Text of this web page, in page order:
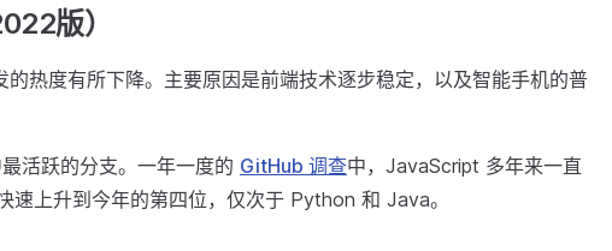
版）
热度有所下降。主要原因是前端技术逐步稳定，以及智能手机的普
活跃的分支。一年一度的 GitHub 调查中，JavaScript 多年来一直
速上升到今年的第四位，仅次于 Python 和 Java。